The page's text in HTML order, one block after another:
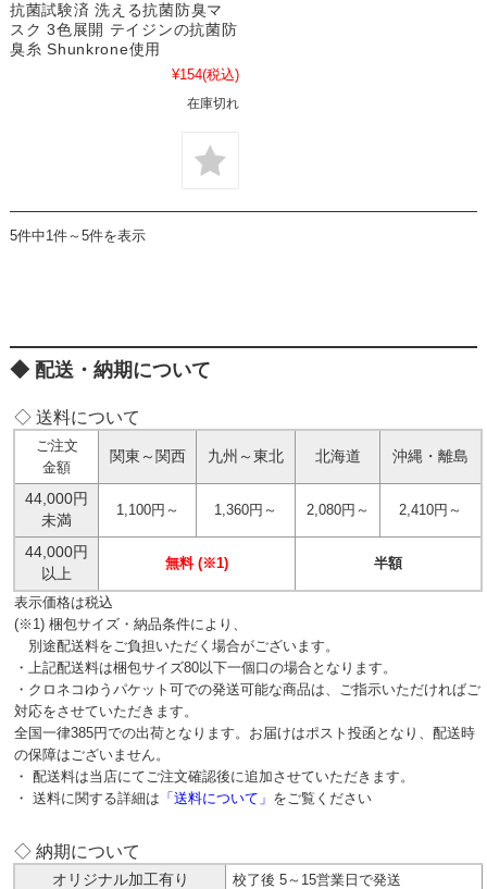
抗菌試験済 洗える抗菌防臭マ
スク 3色展開 テイジンの抗菌防
臭糸 Shunkrone使用
¥154(税込)
在庫切れ
5件中1件～5件を表示
配送・納期について
◇ 送料について
ご注文
金額
関東～関西 九州～東北 北海道 沖縄・離島
44,000円
未満
1,100円～ 1,360円～ 2,080円～ 2,410円～
44,000円
以上
無料 (※1) 半額
表示価格は税込
(※1) 梱包サイズ・納品条件により、
別途配送料をご負担いただく場合がございます。
・上記配送料は梱包サイズ80以下一個口の場合となります。
・クロネコゆうパケット可での発送可能な商品は、ご指示いただければご
対応をさせていただきます。
全国一律385円での出荷となります。お届けはポスト投函となり、配送時
の保障はございません。
・ 配送料は当店にてご注文確認後に追加させていただきます。
・ 送料に関する詳細は 「送料について」 をご覧ください
◇ 納期について
オリジナル加工有り
校了後 5～15営業日で発送